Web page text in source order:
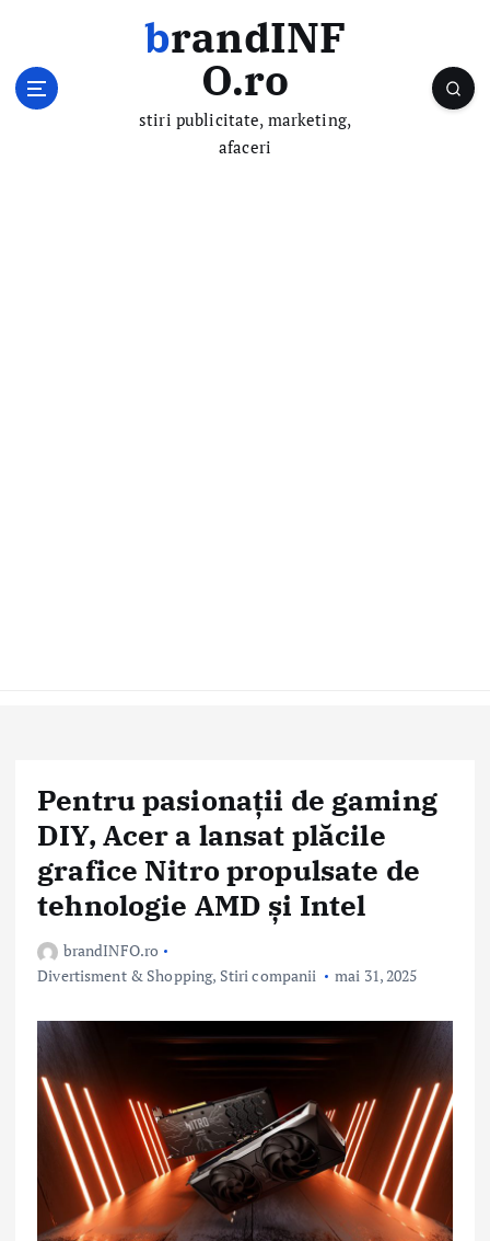
brandINF
O.ro
stiri publicitate, marketing,
afaceri
Pentru pasionații de gaming
DIY, Acer a lansat plăcile
grafice Nitro propulsate de
tehnologie AMD și Intel
brandINFO.ro
Divertisment & Shopping, Stiri companii mai 31, 2025